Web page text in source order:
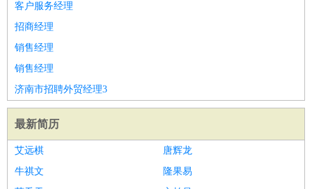
客户服务经理
招商经理
销售经理
销售经理
济南市招聘外贸经理3
最新简历
艾远棋
唐辉龙
牛祺文
隆果易